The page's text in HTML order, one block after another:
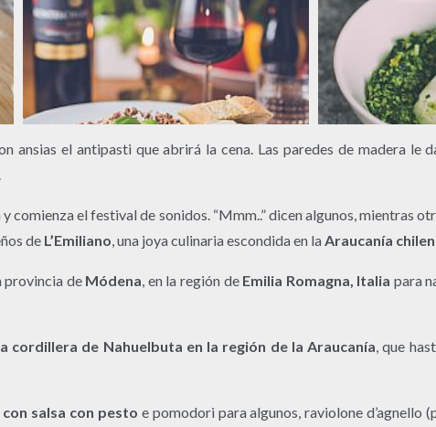
ansias el antipasti que abrirá la cena. Las paredes de madera le
y comienza el festival de sonidos. “Mmm..” dicen algunos, mientras
de L’Emiliano , una joya culinaria escondida en la Araucanía
provincia de Módena , en la región de Emilia Romagna, Italia para
cordillera de Nahuelbuta en la región de la Araucanía , que
salsa con pesto e pomodori para algunos, raviolone d’agnello